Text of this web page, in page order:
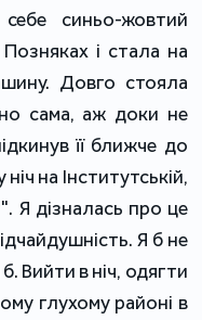
синьо-жовтий
і стала на
Довго стояла
сама, аж доки не
її ближче до
на Інститутській,
Я дізналась про це
Я б не
Вийти в ніч, одягти
глухому районі в